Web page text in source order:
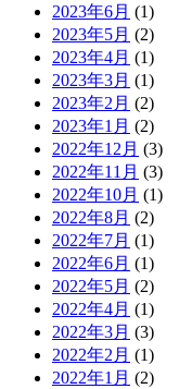
2023年6月 (1)
2023年5月 (2)
2023年4月 (1)
2023年3月 (1)
2023年2月 (2)
2023年1月 (2)
2022年12月 (3)
2022年11月 (3)
2022年10月 (1)
2022年8月 (2)
2022年7月 (1)
2022年6月 (1)
2022年5月 (2)
2022年4月 (1)
2022年3月 (3)
2022年2月 (1)
2022年1月 (2)